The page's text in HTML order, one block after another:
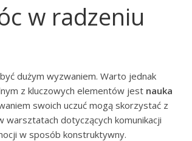
w radzeniu
dużym wyzwaniem. Warto jednak
z kluczowych elementów jest nauka
swoich uczuć mogą skorzystać z
dotyczących komunikacji
w sposób konstruktywny.